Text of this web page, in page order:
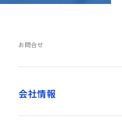
お問合せ
会社情報